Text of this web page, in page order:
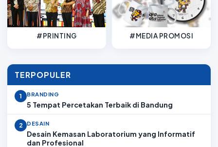
#PRINTING #MEDIA PROMOSI
TERPOPULER
1 BRANDING
5 Tempat Percetakan Terbaik di Bandung
2 DESAIN
Desain Kemasan Laboratorium yang Informatif
dan Profesional